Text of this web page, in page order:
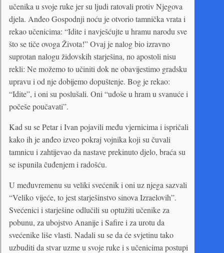
učenika u svoje ruke jer su ljudi ratovali protiv Njegova
djela. Anđeo Gospodnji noću je otvorio tamnička vrata i
rekao učenicima: “Idite i navješćujte u hramu narodu sve
što se tiče ovoga Života!” Ovaj je nalog bio izravno
suprotan nalogu židovskih starješina, no apostoli nisu
rekli: Ne možemo to učiniti dok ne obavijestimo gradsku
upravu i od nje dobijemo dopuštenje. Bog je rekao:
“Idite”, i oni su poslušali. Oni “uđoše u hram u svanuće i
počeše poučavati”.
Kad su se Petar i Ivan pojavili među vjernicima i ispričali
kako ih je anđeo izveo pokraj vojnika koji su čuvali
tamnicu i zahtijevao da nastave prekinuto djelo, braća su
se ispunila čuđenjem i radošću.
U međuvremenu su veliki svećenik i oni uz njega sazvali
“Veliko vijeće, to jest starješinstvo sinova Izraelovih”.
Svećenici i starješine odlučili su optužiti učenike za
pobunu, za ubojstvo Ananije i Safire i za urotu da
svećenike liše vlasti. Nadali su se da će svjetinu tako
uzbuditi da stvar uzme u svoje ruke i s učenicima postupi